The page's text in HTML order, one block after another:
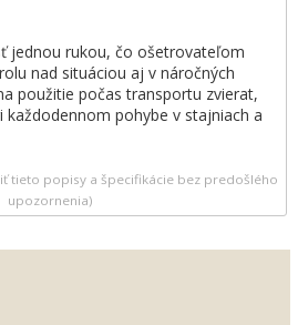
jednou rukou, čo ošetrovateľom
nad situáciou aj v náročných
použitie počas transportu zvierat,
každodennom pohybe v stajniach a
tieto popisy a špecifikácie bez predošlého
upozornenia)